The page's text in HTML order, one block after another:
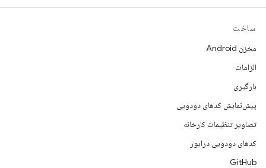
ساخت
مخزن Android
الزامات
بارگیری
پیش‌نمایش کدهای دودویی
تصاویر تنظیمات کارخانه
کدهای دودویی درایور
GitHub